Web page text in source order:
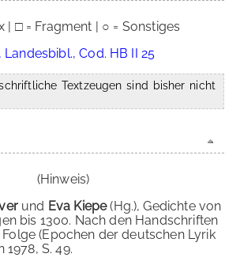
| □ = Fragment | ○ = Sonstiges
Cod. HB II 25
Textzeugen sind bisher nicht
(Hinweis)
und Eva Kiepe(Hg.), Gedichte von
bis 1300. Nach den Handschriften
(Epochen der deutschen Lyrik
1978, S. 49.